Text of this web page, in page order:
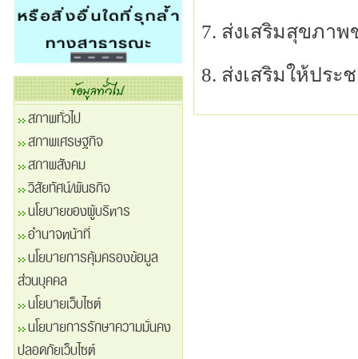
สภาพทั่วไป
สภาพเศรษฐกิจ
สภาพสังคม
วิสัยทัศน์/พันธกิจ
นโยบายของผู้บริหาร
อำนาจหน้าที่
นโยบายการคุ้มครองข้อมูล
ส่วนบุคคล
นโยบายเว็บไซต์
นโยบายการรักษาความมั่นคง
ปลอดภัยเว็บไซต์
7. ส่งเสริมสุขภา
8. ส่งเสริมให้ประ